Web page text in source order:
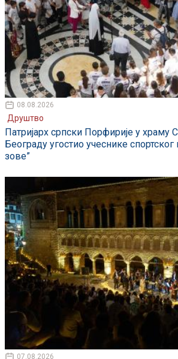
08.08.2026
Друштво
Патријарх српски Порфирије у храму
Београду угостио учеснике спортског
зове”
07.08.2026